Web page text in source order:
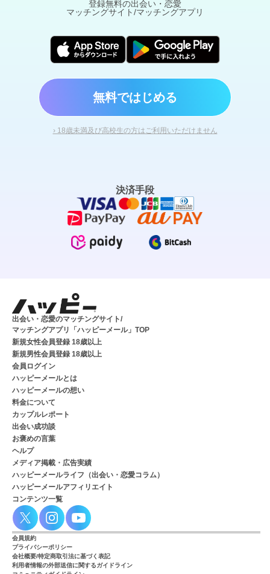
登録無料の出会い・恋愛
マッチングサイト/マッチングアプリ
無料ではじめる
› 18歳未満及び高校生の方はご利用いただけません
決済手段
出会い・恋愛のマッチングサイト/
マッチングアプリ「ハッピーメール」TOP
新規女性会員登録 18歳以上
新規男性会員登録 18歳以上
会員ログイン
ハッピーメールとは
ハッピーメールの想い
料金について
カップルレポート
出会い成功談
お褒めの言葉
ヘルプ
メディア掲載・広告実績
ハッピーメールライフ（出会い・恋愛コラム）
ハッピーメールアフィリエイト
コンテンツ一覧
会員規約
プライバシーポリシー
会社概要/特定商取引法に基づく表記
利用者情報の外部送信に関するガイドライン